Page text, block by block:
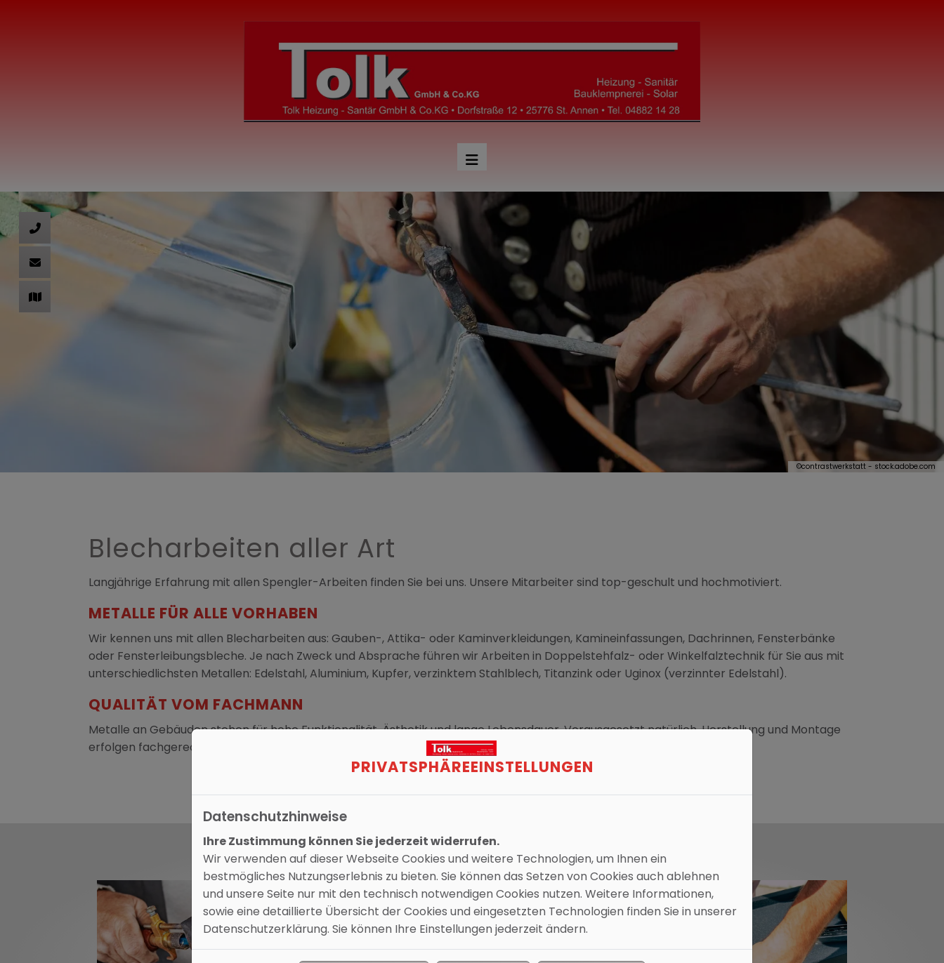
©contrastwerkstatt - stock.adobe.com
Blecharbeiten aller Art
Langjährige Erfahrung mit allen Spengler-Arbeiten finden Sie bei uns. Unsere Mitarbeiter sind top-geschult und hochmotiviert.
METALLE FÜR ALLE VORHABEN
Wir kennen uns mit allen Blecharbeiten aus: Gauben-, Attika- oder Kaminverkleidungen, Kamineinfassungen, Dachrinnen, Fensterbänke
oder Fensterleibungsbleche. Je nach Zweck und Absprache führen wir Arbeiten in Doppelstehfalz- oder Winkelfalztechnik für Sie aus mit
unterschiedlichsten Metallen: Edelstahl, Aluminium, Kupfer, verzinktem Stahlblech, Titanzink oder Uginox (verzinnter Edelstahl).
QUALITÄT VOM FACHMANN
Metalle an Gebäuden stehen für hohe Funktionalität, Ästhetik und lange Lebensdauer. Vorausgesetzt natürlich, Herstellung und Montage
erfolgen fachgerecht. Wir freuen uns darauf, Ihr Vorhaben unverbindlich mit Ihnen durchzusprechen.
schließen
und schließen
und schließen
PRIVATSPHÄRE­EINSTELLUNGEN
Datenschutzhinweise
Ihre Zustimmung können Sie jederzeit widerrufen.
Wir verwenden auf dieser Webseite Cookies und weitere Technologien, um Ihnen ein
bestmögliches Nutzungserlebnis zu bieten. Sie können das Setzen von Cookies auch ablehnen
und unsere Seite nur mit den technisch notwendigen Cookies nutzen. Weitere Informationen,
sowie eine detaillierte Übersicht der Cookies und eingesetzten Technologien finden Sie in unserer
Datenschutzerklärung. Sie können Ihre Einstellungen jederzeit ändern.